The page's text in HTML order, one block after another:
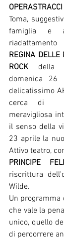
OPERASTRACCI
Toma,
famiglia e
REGINA DELLE
ROCK della
domenica
delicatissimo
cerca di
meravigliosa
il senso della
23 aprile la
Attivo teatro,
riscrittura
Wilde.
Un programma
che vale la
unico, quello
di percorrere